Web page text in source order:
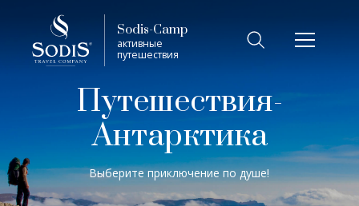
Sodis-Camp
активные
путешествия
Путешествия-
Антарктика
Выберите приключение по душе!
Фильтр
Трофей (охота, рыбалка)
Виза